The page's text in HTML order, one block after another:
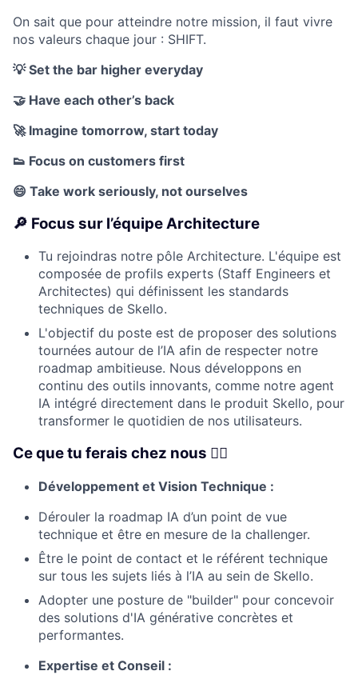
On sait que pour atteindre notre mission, il faut vivre
nos valeurs chaque jour : SHIFT.
💡Set the bar higher everyday
🤝 Have each other’s back
🚀Imagine tomorrow, start today
👟 Focus on customers first
😄 Take work seriously, not ourselves
🔎 Focus sur l’équipe Architecture
Tu rejoindras notre pôle Architecture. L'équipe est
composée de profils experts (Staff Engineers et
Architectes) qui définissent les standards
techniques de Skello.
L'objectif du poste est de proposer des solutions
tournées autour de l’IA afin de respecter notre
roadmap ambitieuse. Nous développons en
continu des outils innovants, comme notre agent
IA intégré directement dans le produit Skello, pour
transformer le quotidien de nos utilisateurs.
Ce que tu ferais chez nous 👇🏼
Développement et Vision Technique :
Dérouler la roadmap IA d’un point de vue
technique et être en mesure de la challenger.
Être le point de contact et le référent technique
sur tous les sujets liés à l’IA au sein de Skello.
Adopter une posture de "builder" pour concevoir
des solutions d'IA générative concrètes et
performantes.
Expertise et Conseil :